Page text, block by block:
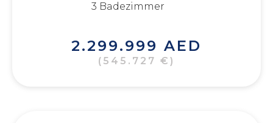
3 Badezimmer
2.299.999 AED
(545.727 €)